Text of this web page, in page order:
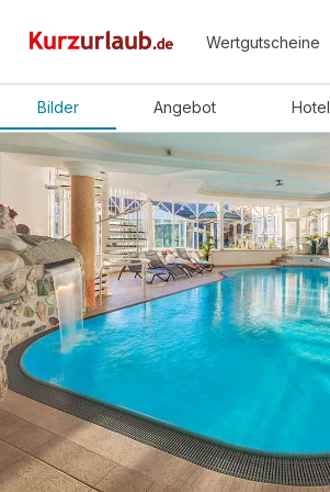
Wertgutscheine
Bilder Angebot Hotel